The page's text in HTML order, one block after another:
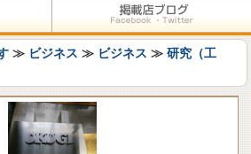
≫ ビジネス ≫ ビジネス ≫研究（工